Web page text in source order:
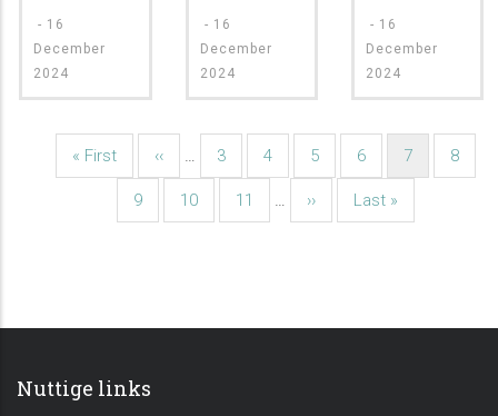
- 16
December
2024
- 16
December
2024
- 16
December
2024
Paginatie
Eerste
« First
Vorige
‹‹ … Pagina
3 Pagina
4 Pagina
5 Pagina
6
Huidige
7 8
Pagina
9 Pagina
10 Pagina
11 …
Volgende
››
Laatste
Last »
Nuttige links